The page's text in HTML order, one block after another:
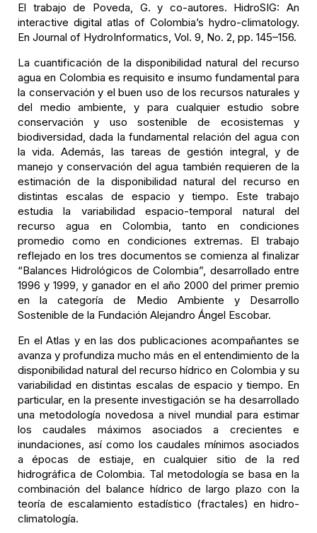
El trabajo de Poveda, G. y co-autores. HidroSIG: An
interactive digital atlas of Colombia’s hydro-climatology.
En Journal of HydroInformatics, Vol. 9, No. 2, pp. 145–156.
La cuantificación de la disponibilidad natural del recurso
agua en Colombia es requisito e insumo fundamental para
la conservación y el buen uso de los recursos naturales y
del medio ambiente, y para cualquier estudio sobre
conservación y uso sostenible de ecosistemas y
biodiversidad, dada la fundamental relación del agua con
la vida. Además, las tareas de gestión integral, y de
manejo y conservación del agua también requieren de la
estimación de la disponibilidad natural del recurso en
distintas escalas de espacio y tiempo. Este trabajo
estudia la variabilidad espacio-temporal natural del
recurso agua en Colombia, tanto en condiciones
promedio como en condiciones extremas. El trabajo
reflejado en los tres documentos se comienza al finalizar
“Balances Hidrológicos de Colombia”, desarrollado entre
1996 y 1999, y ganador en el año 2000 del primer premio
en la categoría de Medio Ambiente y Desarrollo
Sostenible de la Fundación Alejandro Ángel Escobar.
En el Atlas y en las dos publicaciones acompañantes se
avanza y profundiza mucho más en el entendimiento de la
disponibilidad natural del recurso hídrico en Colombia y su
variabilidad en distintas escalas de espacio y tiempo. En
particular, en la presente investigación se ha desarrollado
una metodología novedosa a nivel mundial para estimar
los caudales máximos asociados a crecientes e
inundaciones, así como los caudales mínimos asociados
a épocas de estiaje, en cualquier sitio de la red
hidrográfica de Colombia. Tal metodología se basa en la
combinación del balance hídrico de largo plazo con la
teoría de escalamiento estadístico (fractales) en hidro-
climatología.